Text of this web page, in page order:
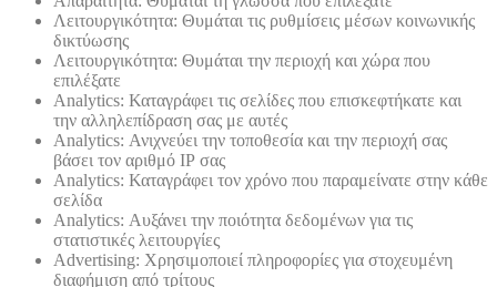
Λειτουργικότητα: Θυμάται τις ρυθμίσεις μέσων κοινωνικής
δικτύωσης
Λειτουργικότητα: Θυμάται την περιοχή και χώρα που
επιλέξατε
Analytics: Καταγράφει τις σελίδες που επισκεφτήκατε και
την αλληλεπίδραση σας με αυτές
Analytics: Ανιχνεύει την τοποθεσία και την περιοχή σας
βάσει τον αριθμό ΙΡ σας
Analytics: Καταγράφει τον χρόνο που παραμείνατε στην κάθε
σελίδα
Analytics: Αυξάνει την ποιότητα δεδομένων για τις
στατιστικές λειτουργίες
Advertising: Χρησιμοποιεί πληροφορίες για στοχευμένη
διαφήμιση από τρίτους